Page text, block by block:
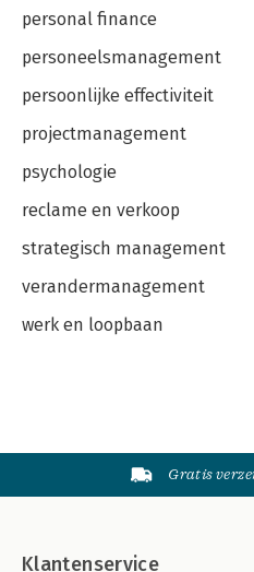
personal finance
personeelsmanagement
persoonlijke effectiviteit
projectmanagement
psychologie
reclame en verkoop
strategisch management
verandermanagement
werk en loopbaan
Gratis
Klantenservice